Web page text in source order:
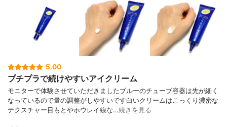
5.00
プチプラで続けやすいアイクリーム
モニターで体験させていただきましたブルーのチューブ容器は先が細く
なっているので量の調整がしやすいです白いクリームはこっくり濃密な
テクスチャー目もとやホウレイ線な…続きを見る